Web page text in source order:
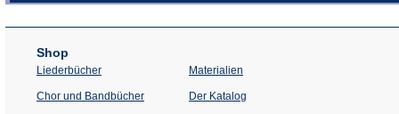
Shop
Liederbücher
Chor und Bandbücher
Materialien
Der Katalog